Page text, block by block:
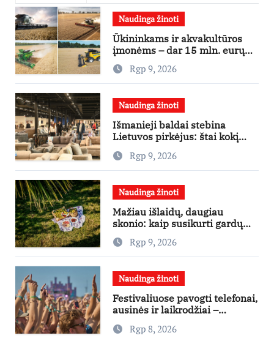
Naudinga žinoti
Ūkininkams ir akvakultūros
įmonėms – dar 15 mln. eurų
lengvatinėms paskoloms
Rgp 9, 2026
Naudinga žinoti
Išmanieji baldai stebina
Lietuvos pirkėjus: štai kokį
išgraibsto pirmiausia
Rgp 9, 2026
Naudinga žinoti
Mažiau išlaidų, daugiau
skonio: kaip susikurti gardų
pikniką iš vos kelių produktų
Rgp 9, 2026
Naudinga žinoti
Festivaliuose pavogti telefonai,
ausinės ir laikrodžiai –
ekspertai primena apie
didžiausias finansines rizikas
Rgp 8, 2026